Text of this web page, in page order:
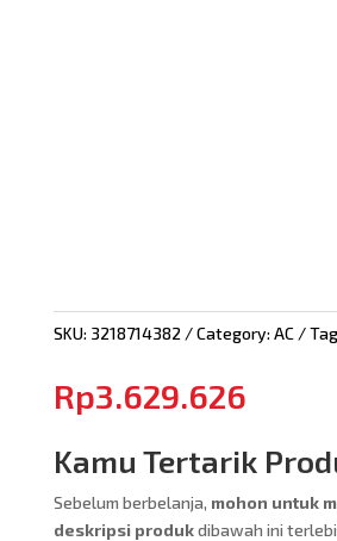
SKU: 3218714382 Category: AC
Rp3.629.626
Kamu Tertarik
Sebelum berbelanja, mohon untuk
deskripsi produkdibawah ini